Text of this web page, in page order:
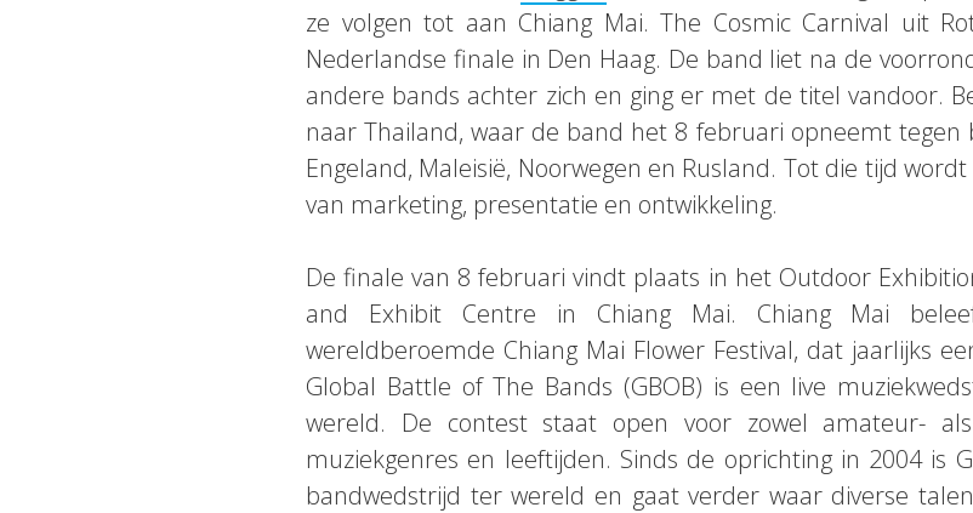
ze volgen tot aan Chiang Mai. The Cosmic Carnival uit
Nederlandse finale in Den Haag. De band liet na de
andere bands achter zich en ging er met de titel vandoor.
naar Thailand, waar de band het 8 februari opneemt
Engeland, Maleisië, Noorwegen en Rusland. Tot die tijd
van marketing, presentatie en ontwikkeling.
De finale van 8 februari vindt plaats in het Outdoor
and Exhibit Centre in Chiang Mai. Chiang Mai
wereldberoemde Chiang Mai Flower Festival, dat jaarlijks
Global Battle of The Bands (GBOB) is een live
wereld. De contest staat open voor zowel amateur-
muziekgenres en leeftijden. Sinds de oprichting in 2004 is
bandwedstrijd ter wereld en gaat verder waar diverse